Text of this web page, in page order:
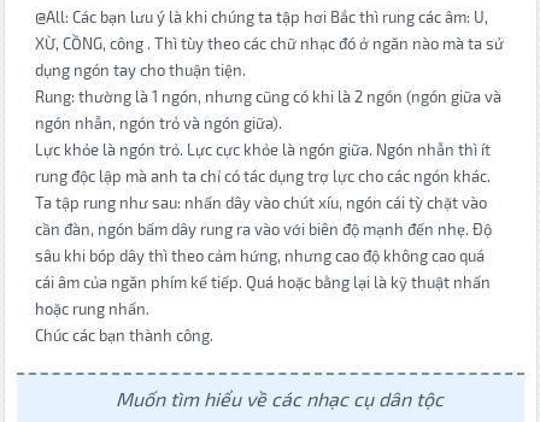
@All: Các bạn lưu ý là khi chúng ta tập hơi Bắc thì rung các âm: U,
XỪ, CỒNG, công . Thì tùy theo các chữ nhạc đó ở ngăn nào mà ta sử
dụng ngón tay cho thuận tiện.
Rung: thường là 1 ngón, nhưng cũng có khi là 2 ngón (ngón giữa và
ngón nhẫn, ngón trỏ và ngón giữa).
Lực khỏe là ngón trỏ. Lực cực khỏe là ngón giữa. Ngón nhẫn thì ít
rung độc lập mà anh ta chỉ có tác dụng trợ lực cho các ngón khác.
Ta tập rung như sau: nhấn dây vào chút xíu, ngón cái tỳ chặt vào
cần đàn, ngón bấm dây rung ra vào với biên độ mạnh đến nhẹ. Độ
sâu khi bóp dây thì theo cảm hứng, nhưng cao độ không cao quá
cái âm của ngăn phím kế tiếp. Quá hoặc bằng lại là kỹ thuật nhấn
hoặc rung nhấn.
Chúc các bạn thành công.
Muốn tìm hiểu về các nhạc cụ dân tộc